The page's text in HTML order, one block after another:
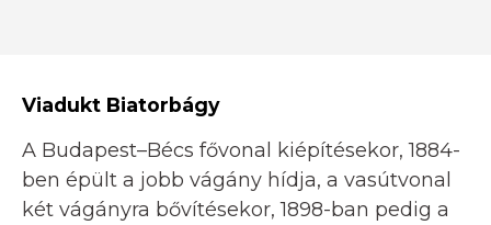
Viadukt Biatorbágy
A Budapest–Bécs fővonal kiépítésekor, 1884-
ben épült a jobb vágány hídja, a vasútvonal
két vágányra bővítésekor, 1898-ban pedig a